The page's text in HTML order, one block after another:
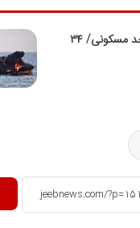
پرداخت خسارت به ۲۰ هزار واحد مسکونی/ ۳۴